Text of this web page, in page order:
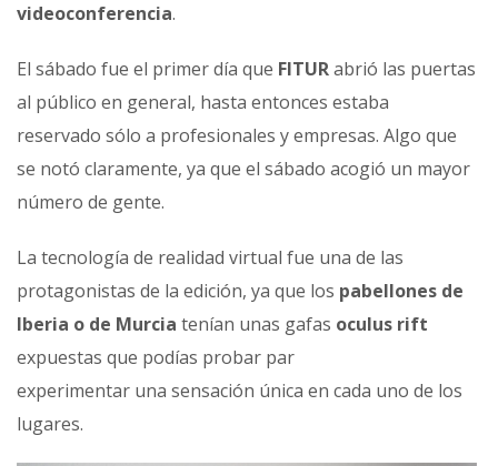
videoconferencia.
El sábado fue el primer día que FITURabrió las puertas
al público en general, hasta entonces estaba
reservado sólo a profesionales y empresas. Algo que
se notó claramente, ya que el sábado acogió un mayor
número de gente.
La tecnología de realidad virtual fue una de las
protagonistas de la edición, ya que los pabellones de
Iberia o de Murcia tenían unas gafas oculus rift
expuestas que podías probar par
experimentar una sensación única en cada uno de los
lugares.